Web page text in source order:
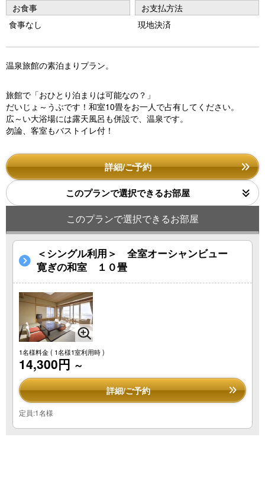
u
s
お食事
食事なし
お支払方法
現地決済
温泉旅館の素泊まりプラン。
旅館で「おひとり泊まりは可能なの？」
だいじょ～うぶです！和室10畳をお一人で占有してください。
広～い大浴場には露天風呂も併設で、温泉です。
勿論、客室もバストイレ付！
詳細/ご予約
このプランで選択できるお部屋
このプランで選択できるお部屋
＜シングル利用＞ 全室オーシャンビュー
寛ぎの和室 １０畳
1名様料金( 1名様1室利用時 )
14,300円 ～
詳細/ご予約
定員:1名様